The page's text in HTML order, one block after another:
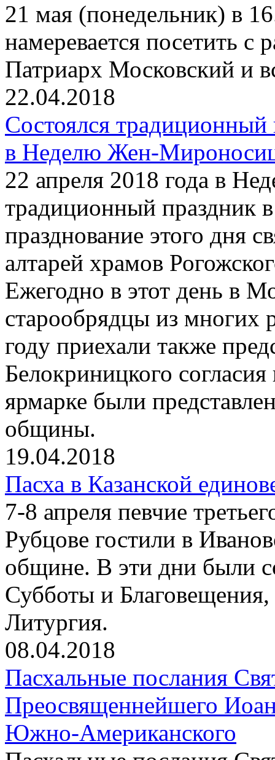
21 мая (понедельник) в
намеревается посетить
Патриарх Московский и
22.04.2018
Состоялся традиционный
в Неделю Жен-
22 апреля 2018 года в
традиционный праздник
празднование этого дня
алтарей храмов
Ежегодно в этот день в
старообрядцы из
году приехали также
Белокриницкого
ярмарке были
общины.
19.04.2018
Пасха в Казанской
7-8 апреля певчие
Рубцове гостили в
общине. В эти дни были
Субботы и Благовещения,
Литургия.
08.04.2018
Пасхальные послания
Преосвященнейшего
Южно-Американского